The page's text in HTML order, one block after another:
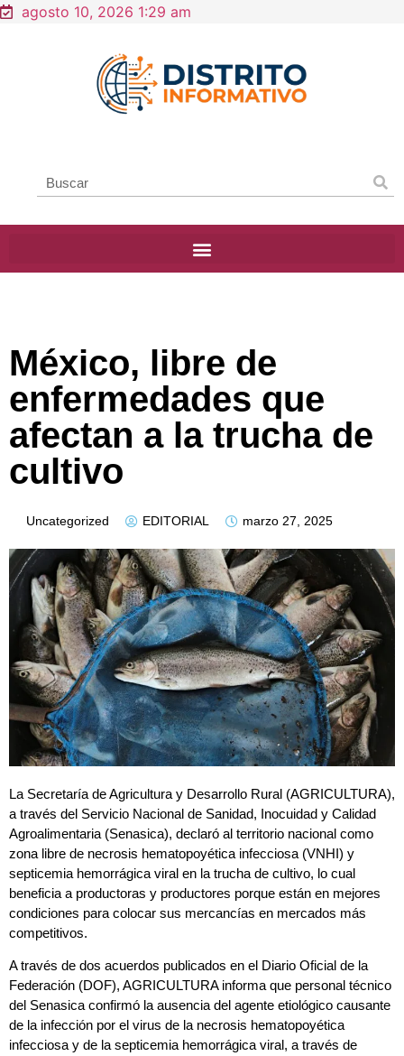
agosto 10, 2026 1:29 am
México, libre de
enfermedades que
afectan a la trucha de
cultivo
Uncategorized EDITORIAL marzo 27, 2025
La Secretaría de Agricultura y Desarrollo Rural (AGRICULTURA),
a través del Servicio Nacional de Sanidad, Inocuidad y Calidad
Agroalimentaria (Senasica), declaró al territorio nacional como
zona libre de necrosis hematopoyética infecciosa (VNHI) y
septicemia hemorrágica viral en la trucha de cultivo, lo cual
beneficia a productoras y productores porque están en mejores
condiciones para colocar sus mercancías en mercados más
competitivos.
A través de dos acuerdos publicados en el Diario Oficial de la
Federación (DOF), AGRICULTURA informa que personal técnico
del Senasica confirmó la ausencia del agente etiológico causante
de la infección por el virus de la necrosis hematopoyética
infecciosa y de la septicemia hemorrágica viral, a través de